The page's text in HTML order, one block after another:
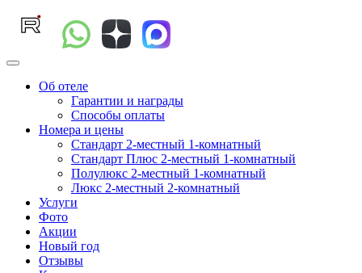
Об отеле
Гарантии и награды
Способы оплаты
Номера и цены
Стандарт 2-местный 1-комнатный
Стандарт Плюс 2-местный 1-комнатный
Полулюкс 2-местный 1-комнатный
Люкс 2-местный 2-комнатный
Услуги
Фото
Акции
Новый год
Отзывы